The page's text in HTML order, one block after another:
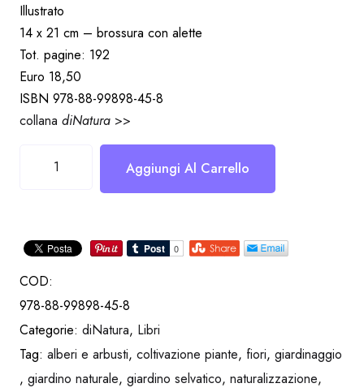
Illustrato
14 x 21 cm – brossura con alette
Tot. pagine: 192
Euro 18,50
ISBN 978-88-99898-45-8
collana diNatura >>
giardino
Aggiungi Al Carrello
COD:
978-88-99898-45-8
Categorie: diNatura, Libri
Tag: alberi e arbusti, coltivazione piante, fiori, giardinaggio
, giardino naturale, giardino selvatico, naturalizzazione,